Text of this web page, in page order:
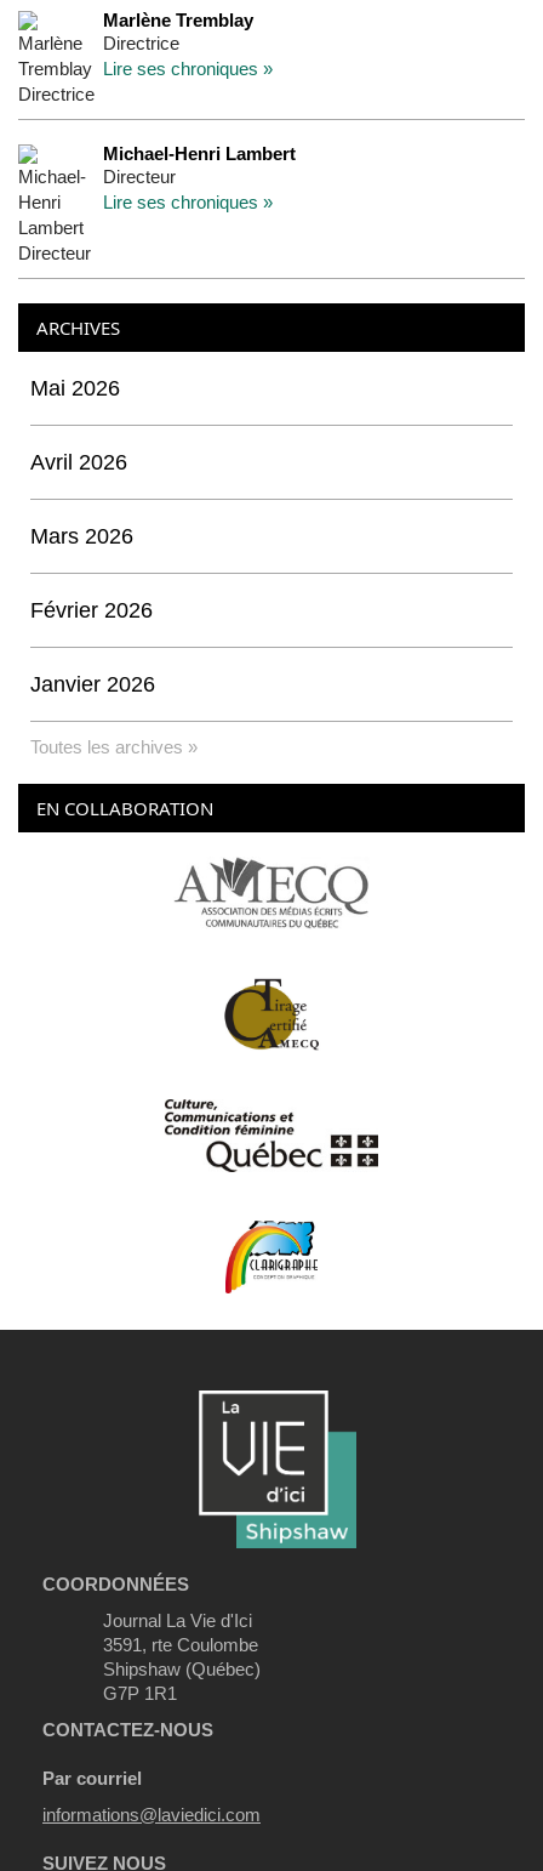
Marlène Tremblay
Directrice
Lire ses chroniques »
Michael-Henri Lambert
Directeur
Lire ses chroniques »
ARCHIVES
Mai 2026
Avril 2026
Mars 2026
Février 2026
Janvier 2026
Toutes les archives »
EN COLLABORATION
COORDONNÉES
Journal La Vie d'Ici
3591, rte Coulombe
Shipshaw (Québec)
G7P 1R1
CONTACTEZ-NOUS
Par courriel
informations@laviedici.com
SUIVEZ NOUS